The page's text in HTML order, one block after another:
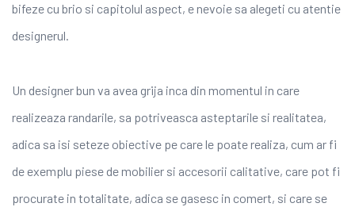
bifeze cu brio si capitolul aspect, e nevoie sa alegeti cu atentie
designerul.
Un designer bun va avea grija inca din momentul in care
realizeaza randarile, sa potriveasca asteptarile si realitatea,
adica sa isi seteze obiective pe care le poate realiza, cum ar fi
de exemplu piese de mobilier si accesorii calitative, care pot fi
procurate in totalitate, adica se gasesc in comert, si care se